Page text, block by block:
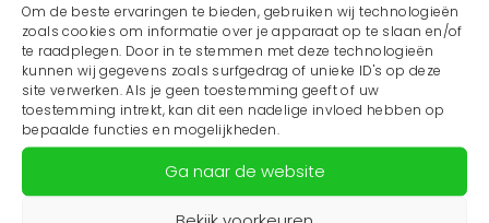
Om de beste ervaringen te bieden, gebruiken wij technologieën
zoals cookies om informatie over je apparaat op te slaan en/of
te raadplegen. Door in te stemmen met deze technologieën
kunnen wij gegevens zoals surfgedrag of unieke ID's op deze
site verwerken. Als je geen toestemming geeft of uw
toestemming intrekt, kan dit een nadelige invloed hebben op
bepaalde functies en mogelijkheden.
Ga naar de website
Wil je niets missen?
Wil je op de hoogte blijven van het laatste
zorgnieuws in jouw regio? Schrijf je dan in voor